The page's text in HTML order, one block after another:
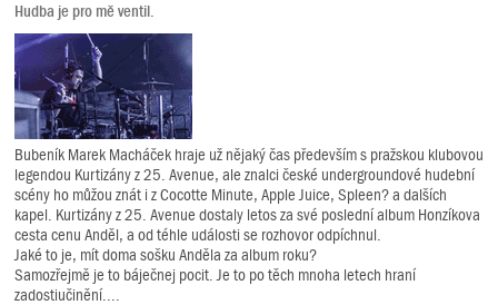
Hudba je pro mě ventil.
Bubeník Marek Macháček hraje už nějaký čas především s pražskou klubovou
legendou Kurtizány z 25. Avenue, ale znalci české undergroundové hudební
scény ho můžou znát i z Cocotte Minute, Apple Juice, Spleen? a dalších
kapel. Kurtizány z 25. Avenue dostaly letos za své poslední album Honzíkova
cesta cenu Anděl, a od téhle události se rozhovor odpíchnul.
Jaké to je, mít doma sošku Anděla za album roku?
Samozřejmě je to báječnej pocit. Je to po těch mnoha letech hraní
zadostiučinění....